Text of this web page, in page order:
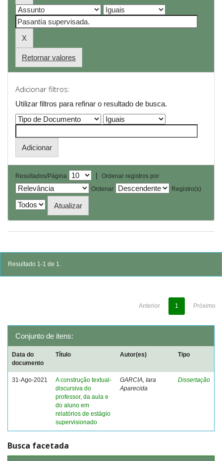
Retornar valores
Adicionar filtros:
Utilizar filtros para refinar o resultado de busca.
Resultados/Página |
Ordenar registros por
Ordenar
Registro(s)
Resultado 1-1 de 1.
Anterior 1 Próximo
Conjunto de itens:
Data do
documento
Título Autor(es) Tipo
31-Ago-2021
A construção textual-
discursiva do
professor, da aula e
do aluno em
relatórios de estágio
supervisionado
GARCIA, Iara
Aparecida
Dissertação
Busca facetada